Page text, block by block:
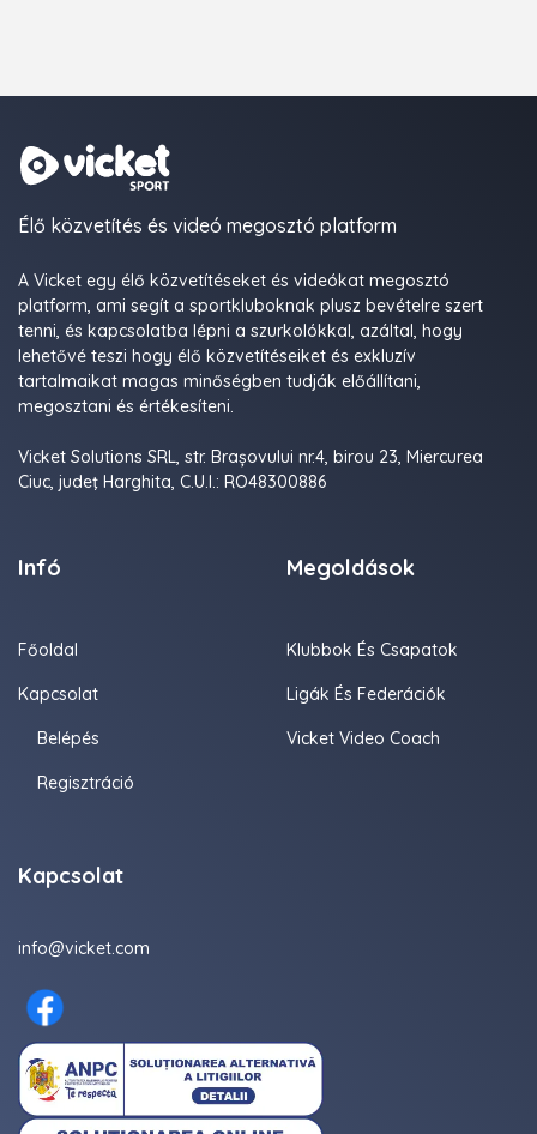
Élő közvetítés és videó megosztó platform
A Vicket egy élő közvetítéseket és videókat megosztó
platform, ami segít a sportkluboknak plusz bevételre szert
tenni, és kapcsolatba lépni a szurkolókkal, azáltal, hogy
lehetővé teszi hogy élő közvetítéseiket és exkluzív
tartalmaikat magas minőségben tudják előállítani,
megosztani és értékesíteni.
Vicket Solutions SRL, str. Brașovului nr.4, birou 23, Miercurea
Ciuc, judeţ Harghita, C.U.I.: RO48300886
Infó
Főoldal
Kapcsolat
Belépés
Regisztráció
Megoldások
Klubbok És Csapatok
Ligák És Federációk
Vicket Video Coach
Kapcsolat
info@vicket.com